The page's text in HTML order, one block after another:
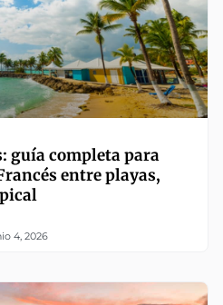
guía completa para
entre playas,
4, 2026